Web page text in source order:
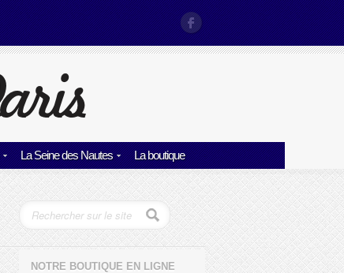
La Seine des Nautes La boutique
NOTRE BOUTIQUE EN LIGNE